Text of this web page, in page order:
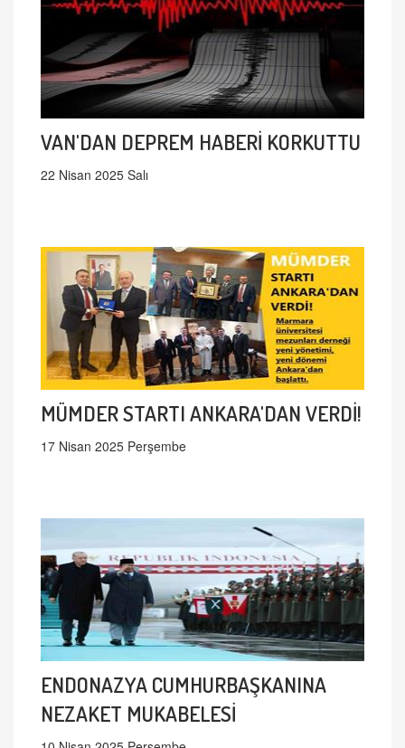
VAN'DAN DEPREM HABERİ KORKUTTU
22 Nisan 2025 Salı
MÜMDER STARTI ANKARA'DAN VERDİ!
17 Nisan 2025 Perşembe
ENDONAZYA CUMHURBAŞKANINA
NEZAKET MUKABELESİ